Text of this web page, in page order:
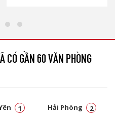
CÓ GẦN 60 VĂN PHÒNG
1 Hải Phòng 2